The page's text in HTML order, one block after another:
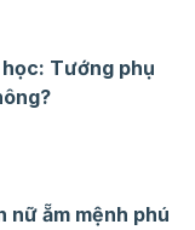
Tướng phụ
nữ ẵm mệnh phú